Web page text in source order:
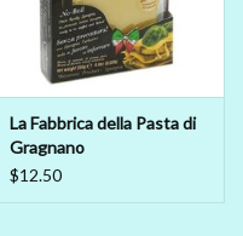
La Fabbrica della Pasta di
Gragnano
Pasta di Gragnano IGP/PGI
$12.50